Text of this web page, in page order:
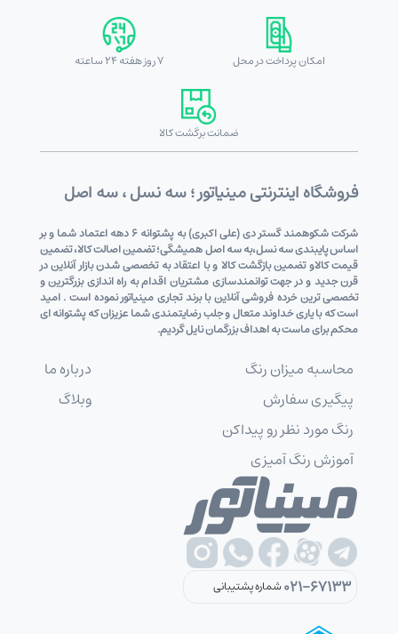
امکان پرداخت در محل 7 روز هفته 24 ساعته
ضمانت برگشت کالا
فروشگاه اینترنتی مینیاتور ؛ سه نسل ، سه اصل
شرکت شکوهمند گستر دی (علی اکبری) به پشتوانه 6 دهه اعتماد شما و بر
اساس پایبندی سه نسل،به سه اصل همیشگی؛ تضمین اصالت کالا، تضمین
قیمت کالاو تضمین بازگشت کالا و با اعتقاد به تخصصی شدن بازار آنلاین در
قرن جدید و در جهت توانمندسازی مشتریان اقدام به راه اندازی بزرگترین و
تخصصی ترین خرده فروشی آنلاین با برند تجاری مینیاتور نموده است . امید
است که با یاری خداوند متعال و جلب رضایتمندی شما عزیزان که پشتوانه ای
محکم برای ماست به اهداف بزرگمان نایل گردیم.
محاسبه میزان رنگ
پیگیری سفارش
رنگ مورد نظر رو پیداکن
آموزش رنگ آمیزی
درباره ما
وبلاگ
021-67133شماره پشتیبانی